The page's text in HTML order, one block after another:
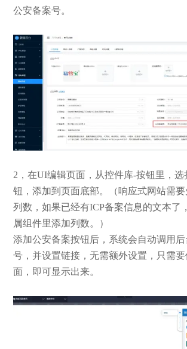
公安备案号。
2，在UI编辑页面，从控件库-按钮里，选
钮，添加到页面底部。（响应式网站需
列数，如果已经有ICP备案信息的文本了
属组件里添加列数。）
添加公安备案按钮后，系统会自动调用
号，并设置链接，无需额外设置，只需
面，即可显示出来。